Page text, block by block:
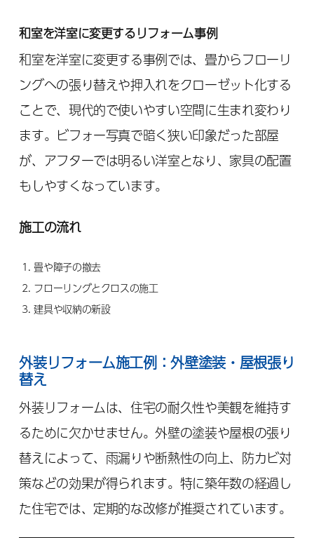
和室を洋室に変更するリフォーム事例
和室を洋室に変更する事例では、畳からフローリ
ングへの張り替えや押入れをクローゼット化する
ことで、現代的で使いやすい空間に生まれ変わり
ます。ビフォー写真で暗く狭い印象だった部屋
が、アフターでは明るい洋室となり、家具の配置
もしやすくなっています。
施工の流れ
畳や障子の撤去
フローリングとクロスの施工
建具や収納の新設
外装リフォーム施工例：外壁塗装・屋根張り
替え
外装リフォームは、住宅の耐久性や美観を維持す
るために欠かせません。外壁の塗装や屋根の張り
替えによって、雨漏りや断熱性の向上、防カビ対
策などの効果が得られます。特に築年数の経過し
た住宅では、定期的な改修が推奨されています。